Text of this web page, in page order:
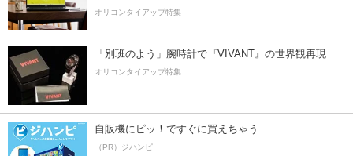
オリコンタイアップ特集
「別班のよう」腕時計で『VIVANT』の世界観再現
オリコンタイアップ特集
自販機にピッ！ですぐに買えちゃう
（PR）ジハンピ